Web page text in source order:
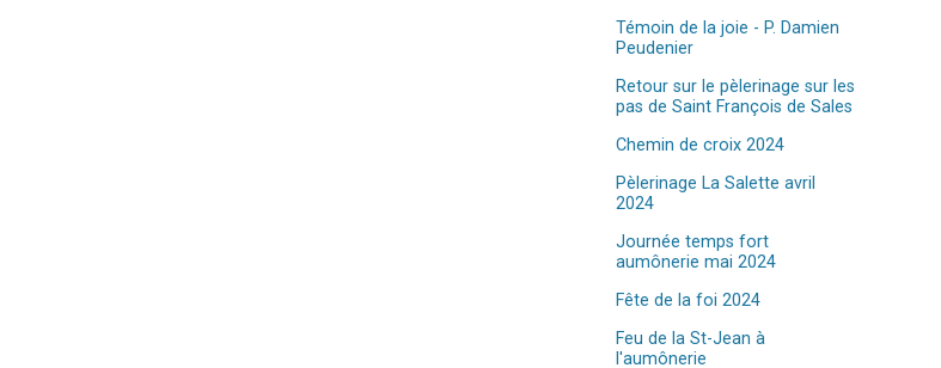
Témoin de la joie - P. Damien
Peudenier
Retour sur le pèlerinage sur les
pas de Saint François de Sales
Chemin de croix 2024
Pèlerinage La Salette avril
2024
Journée temps fort
aumônerie mai 2024
Fête de la foi 2024
Feu de la St-Jean à
l'aumônerie